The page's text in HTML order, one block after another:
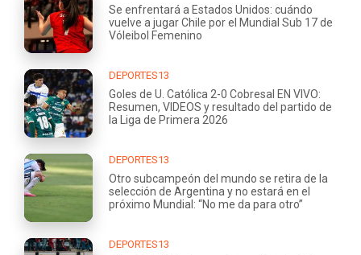
Se enfrentará a Estados Unidos: cuándo
vuelve a jugar Chile por el Mundial Sub 17 de
Vóleibol Femenino
DEPORTES13
Goles de U. Católica 2-0 Cobresal EN VIVO:
Resumen, VIDEOS y resultado del partido de
la Liga de Primera 2026
DEPORTES13
Otro subcampeón del mundo se retira de la
selección de Argentina y no estará en el
próximo Mundial: “No me da para otro”
DEPORTES13